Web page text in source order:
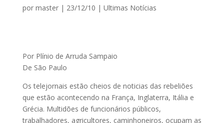
por master| 23/12/10 | Ultimas Notícias
Por Plínio de Arruda Sampaio
De São Paulo
Os telejornais estão cheios de noticias das rebeliões
que estão acontecendo na França, Inglaterra, Itália e
Grécia. Multidões de funcionários públicos,
trabalhadores, agricultores, caminhoneiros, ocupam as